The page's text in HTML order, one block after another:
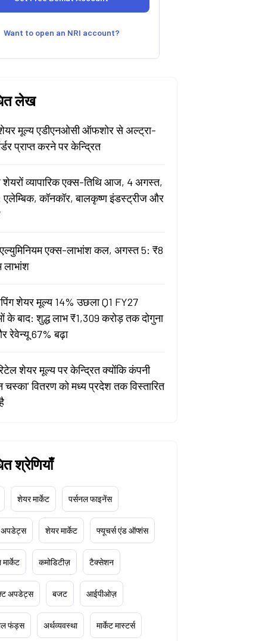
Want to open an NRI account?
लेख
मूल्य एडीएनओसी ऑफशोर से अल्ट्रा-
प्राप्त करने पर केन्द्रित
शेयरों व्यापारिक एक्स-तिथि आज, 4 अगस्त,
कॉनकॉर, बालकृष्ण इंडस्ट्रीज और
एल्युमिनियम एक्स-लाभांश कल, अगस्त 5: ₹8
लाभांश
शेयर मूल्य 14% उछला Q1 FY27
के बाद: शुद्ध लाभ ₹1,309 करोड़ तक दोगुना
रेवेन्यू 67% बढ़ा
शेयर मूल्य पर केन्द्रित क्योंकि कंपनी
चस्का' वितरण को मध्य प्रदेश तक विस्तारित
श्रेणियाँ
शेयर मार्केट पर्सनल फाइनेंस
अपडेट्स शेयर मार्केट फ्यूचर्स एंड ऑप्शंस
कमोडिटीज़ टैक्सेशन
अपडेट्स बजट आईपीओज़
फंड्स अर्थव्यवस्था मार्केट मास्टर्स